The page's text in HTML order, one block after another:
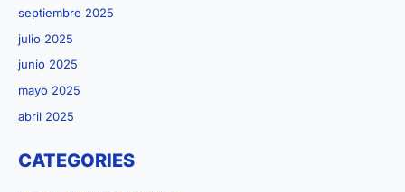
septiembre 2025
julio 2025
junio 2025
mayo 2025
abril 2025
CATEGORIES